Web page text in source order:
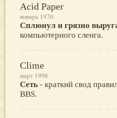
Acid Paper
январь 1970
Сплюнул и грязно
компьютерного сленга.
Clime
март 1998
Сеть - краткий свод
BBS.